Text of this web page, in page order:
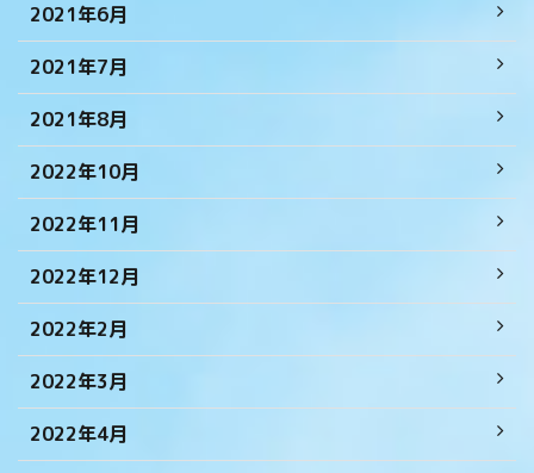
2021年6月
2021年7月
2021年8月
2022年10月
2022年11月
2022年12月
2022年2月
2022年3月
2022年4月